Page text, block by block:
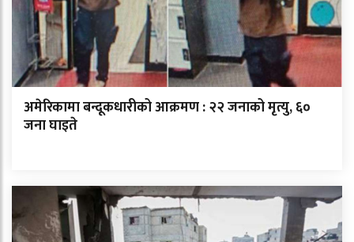
अमेरिकामा बन्दूकधारीको आक्रमण : २२ जनाको मृत्यु, ६०
जना घाइते